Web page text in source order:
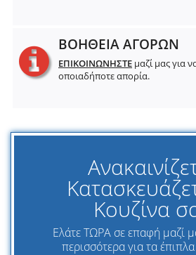
ΒΟΗΘΕΙΑ ΑΓΟΡΩΝ
ΕΠΙΚΟΙΝΩΝΗΣΤΕ μαζί μας για
οποιαδήποτε απορία.
Κουζίνα
Ελάτε ΤΩΡΑ σε επαφή μαζί
περισσότερα για τα